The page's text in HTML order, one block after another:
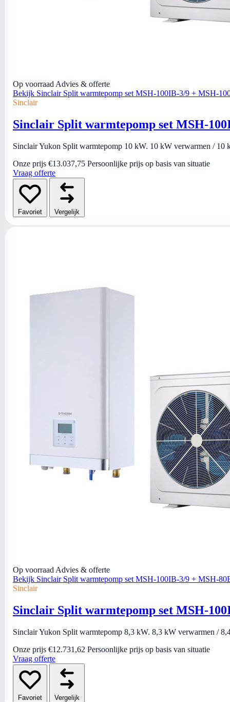
Op voorraad Advies & offerte
Bekijk Sinclair Split warmtepomp set MSH-100IB-3/9 + MSH-
Sinclair
Sinclair Split warmtepomp set MSH-
Sinclair Yukon Split warmtepomp 10 kW. 10 kW verwarmen / 10
Onze prijs €13.037,75 Persoonlijke prijs op basis van situatie
Vraag offerte
Favoriet Vergelijk
Op voorraad Advies & offerte
Bekijk Sinclair Split warmtepomp set MSH-100IB-3/9 + MSH-
Sinclair
Sinclair Split warmtepomp set MSH-
Sinclair Yukon Split warmtepomp 8,3 kW. 8,3 kW verwarmen /
Onze prijs €12.731,62 Persoonlijke prijs op basis van situatie
Vraag offerte
Favoriet Vergelijk